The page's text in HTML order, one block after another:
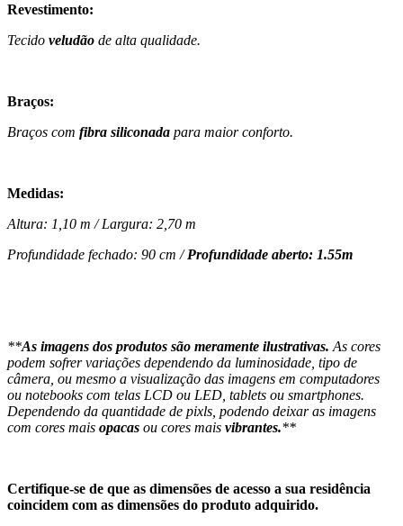
Revestimento:
Tecido veludão de alta qualidade.
Braços:
Braços com fibra siliconada para maior conforto.
Medidas:
Altura: 1,10 m / Largura: 2,70 m
Profundidade fechado: 90 cm /Profundidade aberto: 1.55m
**As imagens dos produtos são meramente ilustrativas. As cores
podem sofrer variações dependendo da luminosidade, tipo de
câmera, ou mesmo a visualização das imagens em computadores
ou notebooks com telas LCD ou LED, tablets ou smartphones.
Dependendo da quantidade de pixls, podendo deixar as imagens
com cores mais opacas ou cores mais vibrantes.**
Certifique-se de que as dimensões de acesso a sua residência
coincidem com as dimensões do produto adquirido.